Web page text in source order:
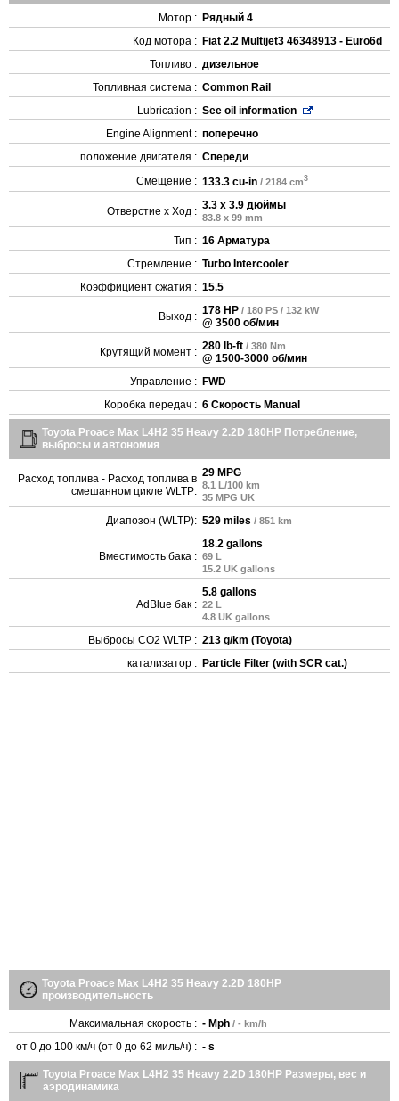
Мотор : Рядный 4
Код мотора : Fiat 2.2 Multijet3 46348913 - Euro6d
Топливо : дизельное
Топливная система : Common Rail
Lubrication : See oil information
Engine Alignment : поперечно
положение двигателя : Спереди
Смещение : 133.3 cu-in / 2184 cm3
Отверстие x Ход : 3.3 x 3.9 дюймы
83.8 x 99 mm
Тип : 16 Арматура
Стремление : Turbo Intercooler
Коэффициент сжатия : 15.5
Выход : 178 HP / 180 PS / 132 kW
@ 3500 об/мин
Крутящий момент : 280 lb-ft / 380 Nm
@ 1500-3000 об/мин
Управление : FWD
Коробка передач : 6 Скорость Manual
Toyota Proace Max L4H2 35 Heavy 2.2D 180HP Потребление,
выбросы и автономия
Расход топлива - Расход топлива в
смешанном цикле WLTP:
29 MPG
8.1 L/100 km
35 MPG UK
Диапозон (WLTP): 529 miles / 851 km
Вместимость бака :
18.2 gallons
69 L
15.2 UK gallons
AdBlue бак :
5.8 gallons
22 L
4.8 UK gallons
Выбросы CO2 WLTP : 213 g/km (Toyota)
катализатор : Particle Filter (with SCR cat.)
Toyota Proace Max L4H2 35 Heavy 2.2D 180HP
производительность
Максимальная скорость : - Mph / - km/h
от 0 до 100 км/ч (от 0 до 62 миль/ч) : - s
Toyota Proace Max L4H2 35 Heavy 2.2D 180HP Размеры, вес и
аэродинамика